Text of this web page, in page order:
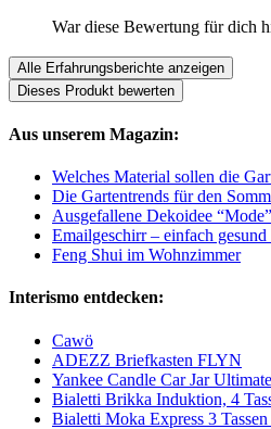
War diese Bewertung für dich
Alle Erfahrungsberichte anzeigen
Dieses Produkt bewerten
Aus unserem Magazin:
Welches Material sollen die
Die Gartentrends für den
Ausgefallene Dekoidee “Mode”
Emailgeschirr – einfach gesund
Feng Shui im Wohnzimmer
Interismo entdecken:
Cawö
ADEZZ Briefkasten FLYN
Yankee Candle Car Jar
Bialetti Brikka Induktion, 4
Bialetti Moka Express 3